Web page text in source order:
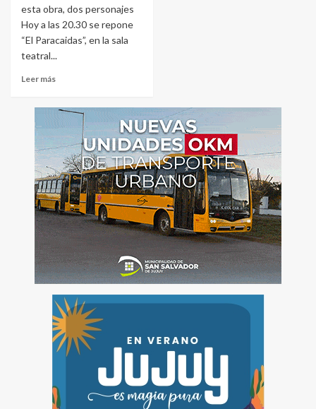
esta obra, dos personajes
Hoy a las 20.30 se repone
“El Paracaidas”, en la sala
teatral...
Leer más